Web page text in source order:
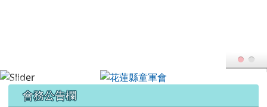
上中區域內容
會務公告欄
頁尾區域